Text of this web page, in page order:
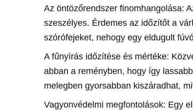
Az öntözőrendszer finomhangolása:
szeszélyes. Érdemes az időzítőt a
szórófejeket, nehogy egy eldugult
A fűnyírás időzítése és mértéke:
abban a reményben, hogy így
melegben gyorsabban kiszáradhat,
Vagyonvédelmi megfontolások: Egy